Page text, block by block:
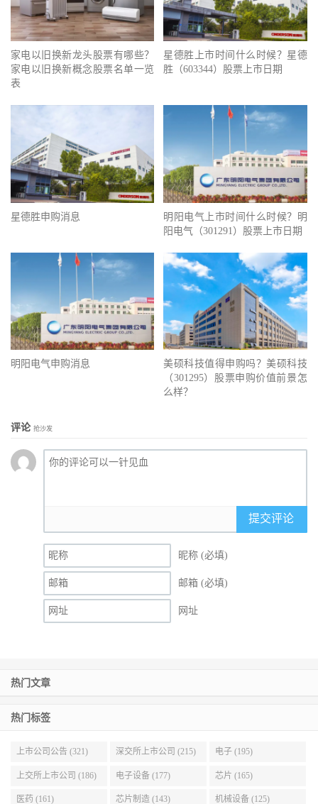
家电以旧换新龙头股票有哪些？
家电以旧换新概念股票名单一览
表
星德胜上市时间什么时候？星德
胜（603344）股票上市日期
星德胜申购消息
明阳电气上市时间什么时候？明
阳电气（301291）股票上市日期
明阳电气申购消息
美硕科技值得申购吗？美硕科技
（301295）股票申购价值前景怎
么样？
评论 抢沙发
提交评论
昵称 (必填)
邮箱 (必填)
网址
热门文章
热门标签
上市公司公告 (321) 深交所上市公司 (215) 电子 (195)
上交所上市公司 (186) 电子设备 (177) 芯片 (165)
医药 (161) 芯片制造 (143) 机械设备 (125)